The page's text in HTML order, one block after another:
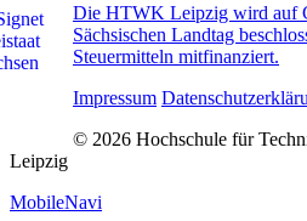
Die HTWK Leipzig wird auf
Sächsischen Landtag
Steuermitteln mitfinanziert.
Impressum
© 2026 Hochschule für
Leipzig
MobileNavi